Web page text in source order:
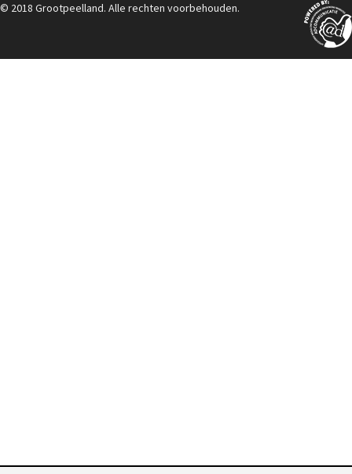
© 2018 Grootpeelland. Alle rechten voorbehouden.